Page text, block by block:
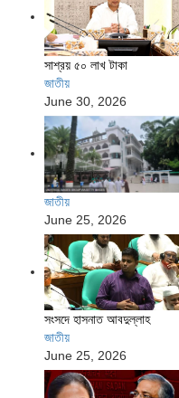
সাশ্রয় ৫০ লাখ টাকা
জাতীয়
June 30, 2026
জাতীয়
June 25, 2026
সংসদে হাসনাত আবদুল্লাহ
জাতীয়
June 25, 2026